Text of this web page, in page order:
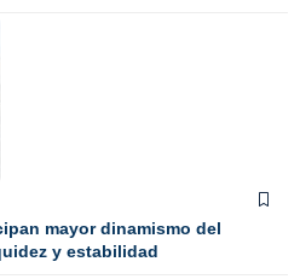
mayor dinamismo del
y estabilidad